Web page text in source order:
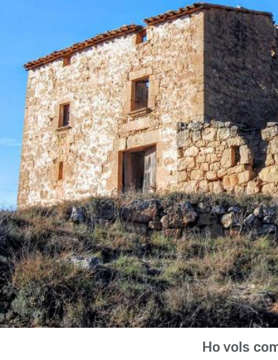
Ho vols